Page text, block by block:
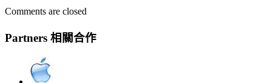
Comments are closed
Partners 相關合作